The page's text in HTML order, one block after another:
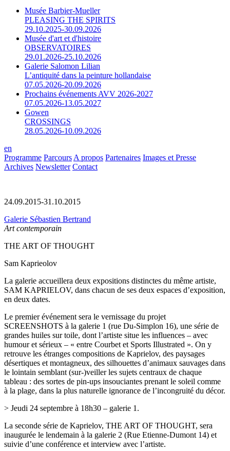
Musée Barbier-Mueller
PLEASING THE SPIRITS
29.10.2025-30.09.2026
Musée d'art et d'histoire
OBSERVATOIRES
29.01.2026-25.10.2026
Galerie Salomon Lilian
L’antiquité dans la peinture hollandaise
07.05.2026-20.09.2026
Prochains événements AVV 2026-2027
07.05.2026-13.05.2027
Gowen
CROSSINGS
28.05.2026-10.09.2026
en
Programme Parcours A propos Partenaires Images et Presse
Archives Newsletter Contact
24.09.2015-31.10.2015
Galerie Sébastien Bertrand
Art contemporain
THE ART OF THOUGHT
Sam Kaprieolov
La galerie accueillera deux expositions distinctes du même artiste,
SAM KAPRIELOV, dans chacun de ses deux espaces d’exposition,
en deux dates.
Le premier événement sera le vernissage du projet
SCREENSHOTS à la galerie 1 (rue Du-Simplon 16), une série de
grandes huiles sur toile, dont l’artiste situe les influences – avec
humour et sérieux – « entre Courbet et Sports Illustrated ». On y
retrouve les étranges compositions de Kaprielov, des paysages
désertiques et montagneux, des silhouettes d’animaux sauvages dans
le lointain semblant (sur-)veiller les sujets centraux de chaque
tableau : des sortes de pin-ups insouciantes prenant le soleil comme
à la plage, dans la plus naturelle ignorance de l’incongruité du décor.
> Jeudi 24 septembre à 18h30 – galerie 1.
La seconde série de Kaprielov, THE ART OF THOUGHT, sera
inaugurée le lendemain à la galerie 2 (Rue Etienne-Dumont 14) et
suivie d’une conférence et interview avec l’artiste.